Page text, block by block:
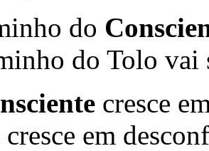
do
do Tolo
cresce
em